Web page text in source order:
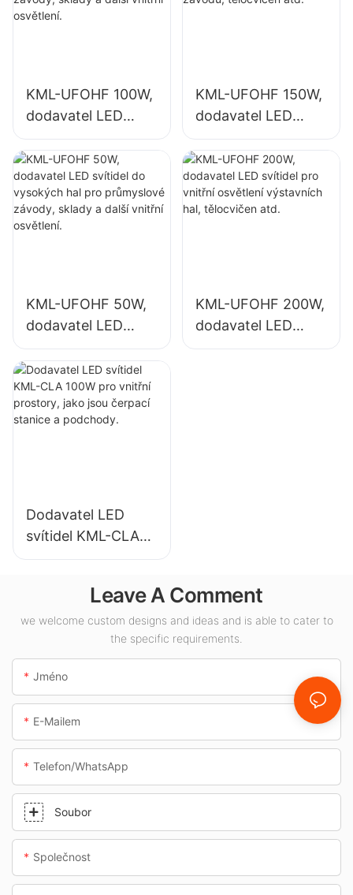
KML-UFOHF 100W,
dodavatel LED
svítidel do
vysokých hal pro
průmyslové
závody, sklady a
další vnitřní
KML-UFOHF 150W,
dodavatel LED
svítidel pro vnitřní
osvětlení
průmyslových
závodů, tělocvičen
KML-UFOHF 50W,
dodavatel LED
svítidel do
vysokých hal pro
průmyslové
závody, sklady a
KML-UFOHF 200W,
dodavatel LED
svítidel pro vnitřní
Dodavatel LED
svítidel KML-CLA
100W pro vnitřní
čerpací stanice a
podchody.
Leave A Comment
we welcome custom designs and ideas and is able to cater to
the specific requirements.
Jméno
E-Mailem
Telefon/whatsApp
Soubor
Společnost